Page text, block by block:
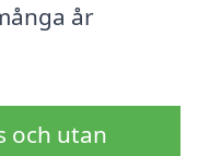
år
och utan